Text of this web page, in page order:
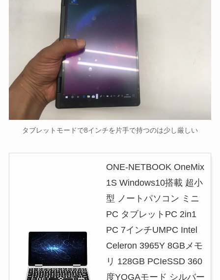
タブレットモードで8インチを片手で持つのは少し厳しい
ONE-NETBOOK OneMix
1S Windows10搭載 超小
型 ノートパソコン ミニ
PC タブレットPC 2in1
PC 7インチUMPC Intel
Celeron 3965Y 8GBメモ
リ 128GB PCIeSSD 360
度YOGAモード シルバー